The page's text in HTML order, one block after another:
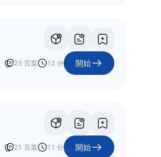
23 言葉 12 分 開始
21 言葉 11 分 開始